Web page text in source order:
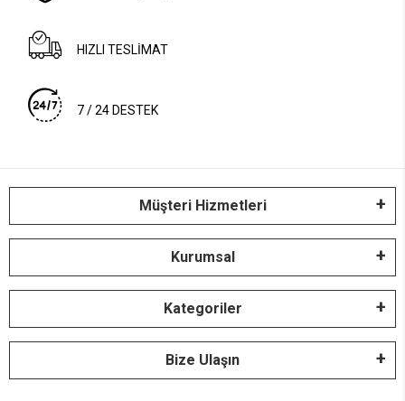
HIZLI TESLİMAT
7 / 24 DESTEK
Müşteri Hizmetleri
Kurumsal
Kategoriler
Bize Ulaşın